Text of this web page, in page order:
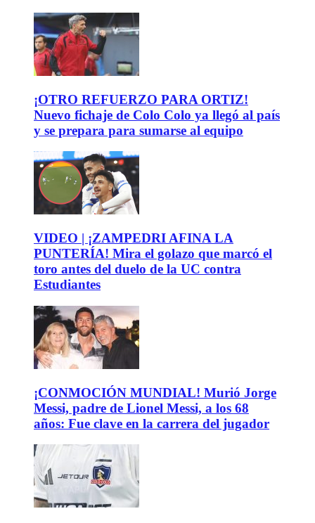
¡OTRO REFUERZO PARA ORTIZ!
Nuevo fichaje de Colo Colo ya llegó al país
y se prepara para sumarse al equipo
VIDEO | ¡ZAMPEDRI AFINA LA
PUNTERÍA! Mira el golazo que marcó el
toro antes del duelo de la UC contra
Estudiantes
¡CONMOCIÓN MUNDIAL! Murió Jorge
Messi, padre de Lionel Messi, a los 68
años: Fue clave en la carrera del jugador